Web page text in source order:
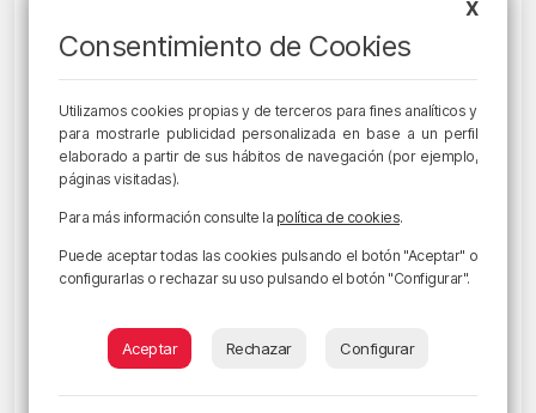
"Las campañas para promover las
adopciones de mascotas deben
hacerse todo el año", Shiva Sánchez
X
Consentimiento de Cookies
Utilizamos cookies propias y de terceros para fines analíticos y
para mostrarle publicidad personalizada en base a un perfil
elaborado a partir de sus hábitos de navegación (por ejemplo,
páginas visitadas).
Para más información consulte la política de cookies.
Puede aceptar todas las cookies pulsando el botón "Aceptar" o
configurarlas o rechazar su uso pulsando el botón "Configurar".
Aceptar Rechazar Configurar